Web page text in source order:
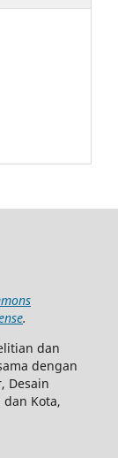
.
dan
dengan
Desain
dan Kota,